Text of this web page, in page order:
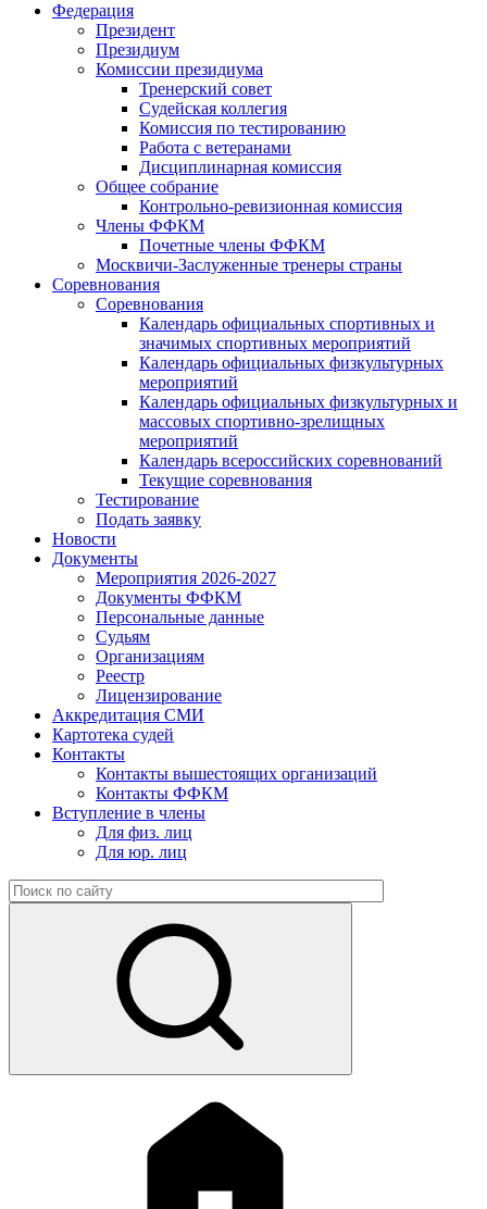
Федерация
Президент
Президиум
Комиссии президиума
Тренерский совет
Судейская коллегия
Комиссия по тестированию
Работа с ветеранами
Дисциплинарная комиссия
Общее собрание
Контрольно-ревизионная комиссия
Члены ФФКМ
Почетные члены ФФКМ
Москвичи-Заслуженные тренеры страны
Соревнования
Соревнования
Календарь официальных спортивных и
значимых спортивных мероприятий
Календарь официальных физкультурных
мероприятий
Календарь официальных физкультурных и
массовых спортивно-зрелищных
мероприятий
Календарь всероссийских соревнований
Текущие соревнования
Тестирование
Подать заявку
Новости
Документы
Мероприятия 2026-2027
Документы ФФКМ
Персональные данные
Судьям
Организациям
Реестр
Лицензирование
Аккредитация СМИ
Картотека судей
Контакты
Контакты вышестоящих организаций
Контакты ФФКМ
Вступление в члены
Для физ. лиц
Для юр. лиц